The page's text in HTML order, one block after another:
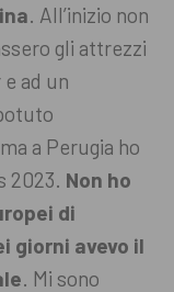
. All’inizio non
gli attrezzi
ad un
a Perugia ho
2023. Non ho
di
giorni avevo il
. Mi sono